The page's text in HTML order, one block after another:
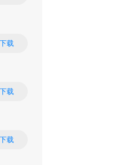
下载
下载
下载